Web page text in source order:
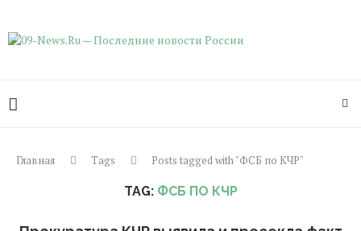
Главная Tags Posts tagged with "ФСБ по КЧР"
TAG: ФСБ ПО КЧР